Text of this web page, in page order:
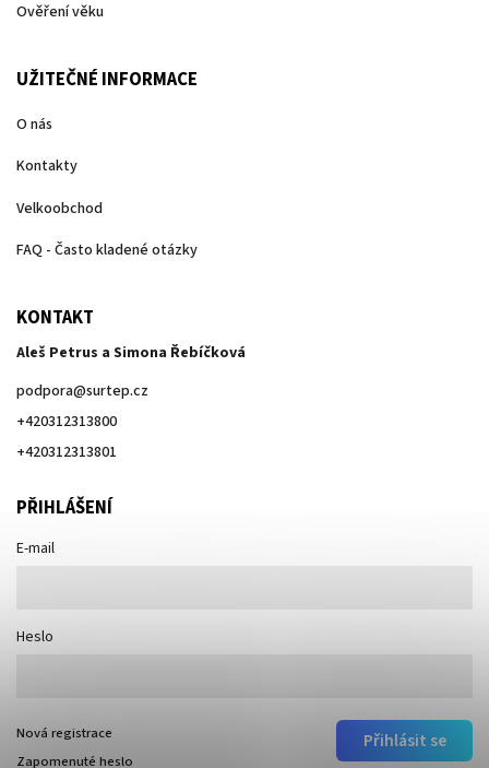
Ověření věku
UŽITEČNÉ INFORMACE
O nás
Kontakty
Velkoobchod
FAQ - Často kladené otázky
KONTAKT
Aleš Petrus a Simona Řebíčková
podpora@surtep.cz
+420312313800
+420312313801
PŘIHLÁŠENÍ
E-mail
Heslo
Přihlásit se
Nová registrace
Zapomenuté heslo